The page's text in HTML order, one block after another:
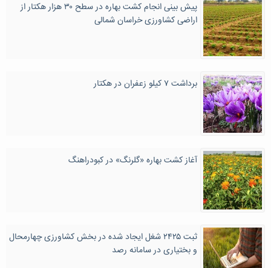
پیش بینی انجام کشت بهاره در سطح ۳۰ هزار هکتار از
اراضی کشاورزی خراسان شمالی
برداشت ۷ کیلو زعفران در هکتار
آغاز کشت بهاره «گلرنگ» در کبودراهنگ
ثبت ۲۴۲۵ شغل ایجاد شده در بخش کشاورزی چهارمحال
و بختیاری در سامانه رصد